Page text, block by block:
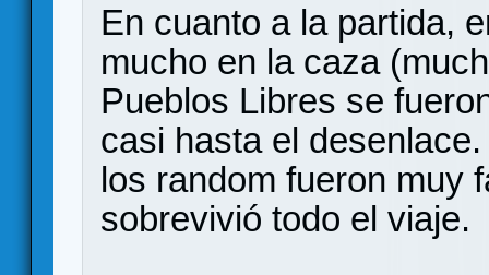
En cuanto a la partida,
mucho en la caza
Pueblos Libres se
casi hasta el
los random fueron muy
sobrevivió todo el viaje.